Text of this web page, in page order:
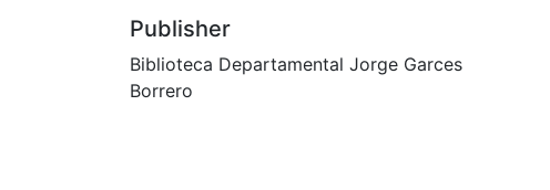
Publisher
Biblioteca Departamental Jorge Garces
Borrero